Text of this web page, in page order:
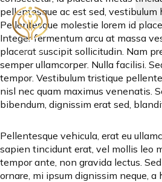
pellentesque ac est sed, vestibulum
Pellentesque molestie lorem id
Integer fermentum arcu at massa
placerat suscipit sollicitudin. Nam
semper ullamcorper. Nulla facilisi.
tempor. Vestibulum tristique
nisl nec quam maximus venenatis.
bibendum, dignissim erat sed,
Pellentesque vehicula, erat eu
sapien tincidunt erat, vel mollis leo
tempor ante, non gravida lectus.
ornare, mi ipsum dignissim neque, a